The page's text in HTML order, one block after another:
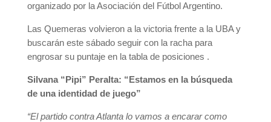
organizado por la Asociación del Fútbol Argentino.
Las Quemeras volvieron a la victoria frente a la UBA y
buscarán este sábado seguir con la racha para
engrosar su puntaje en la tabla de posiciones .
Silvana “Pipi” Peralta: “Estamos en la búsqueda
de una identidad de juego”
“El partido contra Atlanta lo vamos a encarar como